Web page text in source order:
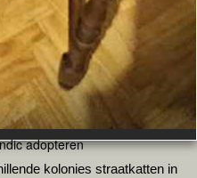
adopteren
kolonies straatkatten in